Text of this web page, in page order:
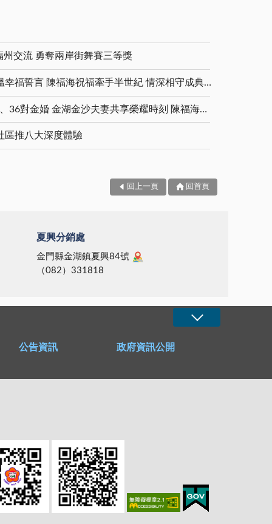
交流 勇奪兩岸街舞賽三等獎
金鑽婚夫妻重披婚紗 重溫幸福誓言 陳福海祝福牽手半世紀 情深相守成典範
5對白金婚、11對鑽石婚、36對金婚 金湖金沙夫妻共享榮耀時刻 陳福海表揚金鑽婚夫妻 向半世紀相守家庭典範致敬
區推八大深度體驗
回上一頁 回首頁
夏興分銷處
金門縣金湖鎮夏興84號
（082）331818
公告資訊 政府資訊公開